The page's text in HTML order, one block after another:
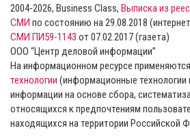
2004-2026, Business Class, Выписка из
СМИ по состоянию на 29.08.2018
СМИ ПИ59-1143 от 07.02.2017 (газета)
ООО “Центр деловой информации”
На информационном ресурсе применяются
технологии (информационные технологии
информации на основе сбора,
относящихся к предпочтениям
находящихся на территории Российской